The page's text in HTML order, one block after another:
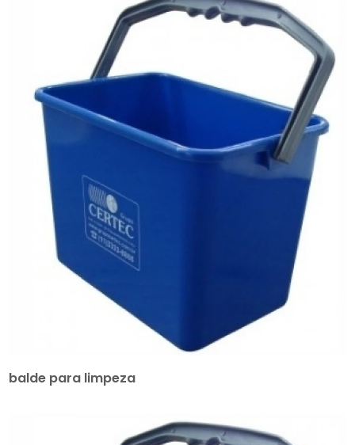
balde para limpeza